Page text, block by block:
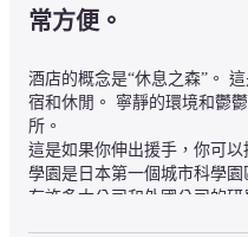
常方便。
酒店的概念是“休息之森”。
宿和休閒。 寧靜的環境和鬱
所。
這是如果你伸出援手，你可
學園是日本第一個城市科學
有許多大公司和外國公司的研